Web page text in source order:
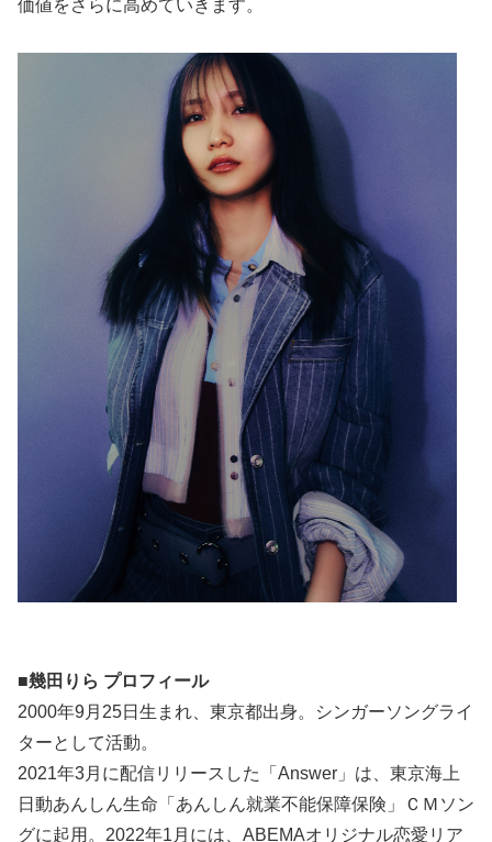
価値をさらに高めていきます。
■幾田りら プロフィール
2000年9月25日生まれ、東京都出身。シンガーソングライ
ターとして活動。
2021年3月に配信リリースした「Answer」は、東京海上
日動あんしん生命「あんしん就業不能保障保険」ＣＭソン
グに起用。2022年1月には、ABEMAオリジナル恋愛リア